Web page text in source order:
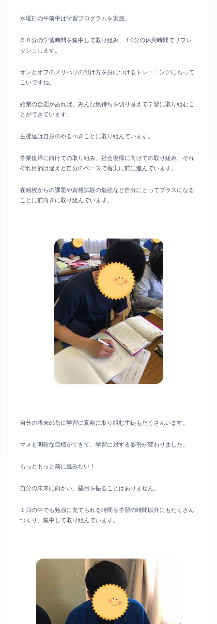
水曜日の午前中は学習プログラムを実施。
５０分の学習時間を集中して取り組み、１0分の休憩時間でリフレ
ッシュします。
オンとオフのメリハリの付け方を身につけるトレーニングにもって
こいですね。
始業の合図があれば、みんな気持ちを切り替えて学習に取り組むこ
とができています。
生徒達は自身のやるべきことに取り組んでいます。
学業復帰に向けての取り組み、社会復帰に向けての取り組み、それ
ぞれ目的は違えど自分のペースで着実に前に進んでいます。
在籍校からの課題や資格試験の勉強など自分にとってプラスになる
ことに前向きに取り組んでいます。
自分の将来の為に学習に真剣に取り組む生徒もたくさんいます。
マメも明確な目標ができて、学習に対する姿勢が変わりました。
もっともっと前に進みたい！
自分の未来に向かい、脇目を振ることはありません。
１日の中でも勉強に充てられる時間を学習の時間以外にもたくさん
つくり、集中して取り組んでいます。